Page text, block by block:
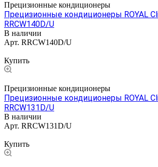
Прецизионные кондиционеры
Прецизионные кондиционеры ROYAL
RRCW140D/U
В наличии
Арт. RRCW140D/U
Купить
Прецизионные кондиционеры
Прецизионные кондиционеры ROYAL
RRCW131D/U
В наличии
Арт. RRCW131D/U
Купить